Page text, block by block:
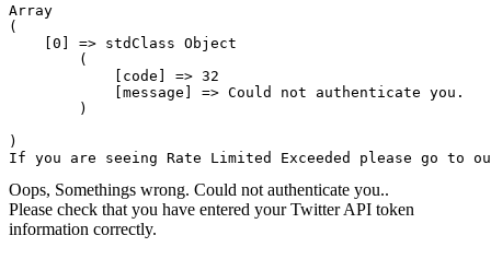
Array
(
    [0] => stdClass Object
        (
            [code] => 32
            [message] => Could not authenticate you.
        )
)
If you are seeing Rate Limited Exceeded please go to
Oops, Somethings wrong. Could not authenticate you..
Please check that you have entered your Twitter API token
information correctly.